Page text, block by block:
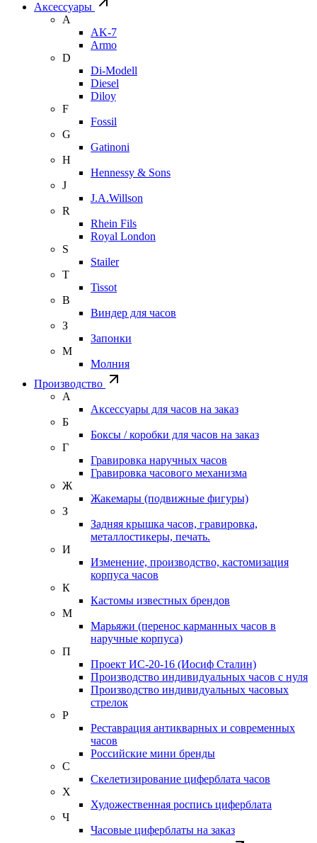
Аксессуары
A
AK-7
Armo
D
Di-Modell
Diesel
Diloy
F
Fossil
G
Gatinoni
H
Hennessy & Sons
J
J.A.Willson
R
Rhein Fils
Royal London
S
Stailer
T
Tissot
В
Виндер для часов
З
Запонки
М
Молния
Производство
А
Аксессуары для часов на заказ
Б
Боксы / коробки для часов на заказ
Г
Гравировка наручных часов
Гравировка часового механизма
Ж
Жакемары (подвижные фигуры)
З
Задняя крышка часов, гравировка,
металлостикеры, печать.
И
Изменение, производство, кастомизация
корпуса часов
К
Кастомы известных брендов
М
Марьяжи (перенос карманных часов в
наручные корпуса)
П
Проект ИС-20-16 (Иосиф Сталин)
Производство индивидуальных часов с нуля
Производство индивидуальных часовых
стрелок
Р
Реставрация антикварных и современных
часов
Российские мини бренды
С
Скелетизирование циферблата часов
Х
Художественная роспись циферблата
Ч
Часовые циферблаты на заказ